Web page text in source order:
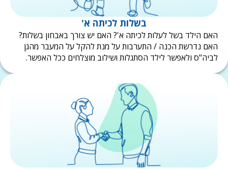
בשלות לכיתה א'
הילד בשל לעלות לכיתה א'? האם יש צורך באבחון בשלות?
נדרשת הכנה / התערבות על מנת להקל על המעבר מהגן
ולאפשר לילד הסתגלות ושילוב מוצלחים ככל האפשר.